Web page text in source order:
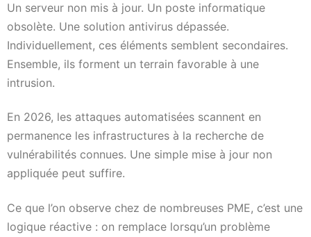
Un serveur non mis à jour. Un poste informatique
obsolète. Une solution antivirus dépassée.
Individuellement, ces éléments semblent secondaires.
Ensemble, ils forment un terrain favorable à une
intrusion.
En 2026, les attaques automatisées scannent en
permanence les infrastructures à la recherche de
vulnérabilités connues. Une simple mise à jour non
appliquée peut suffire.
Ce que l’on observe chez de nombreuses PME, c’est une
logique réactive : on remplace lorsqu’un problème